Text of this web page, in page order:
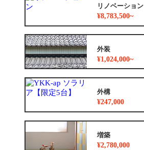
リノベーション
¥8,783,500~
外装
¥1,024,000~
外構
¥247,000
増築
¥2,780,000